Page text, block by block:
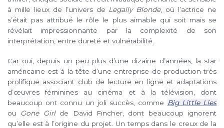
à mille lieux de l’univers de Legally Blonde, où l’actrice ne
s’était pas attribué le rôle le plus aimable qui soit mais se
révélait impressionnante par la complexité de son
interprétation, entre dureté et vulnérabilité.
Car oui, depuis un peu plus d’une dizaine d’années, la star
américaine est à la tête d’une entreprise de production très
prolifique associant club de lecture en ligne et adaptations
d’œuvres féminines au cinéma et à la télévision, dont
beaucoup ont connu un joli succès, comme
Big Little Lies
ou Gone Girlde David Fincher, dont beaucoup ignorent
qu’elle est à l’origine du projet. Un temps dans le creux de la